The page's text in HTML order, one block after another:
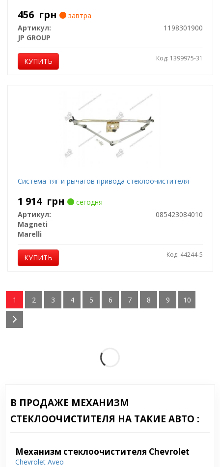
456 грн
завтра
Артикул:
1198301900
JP GROUP
КУПИТЬ Код: 1399975-31
Система тяг и рычагов привода стеклоочистителя
1 914 грн
сегодня
Артикул:
085423084010
Magneti
Marelli
КУПИТЬ Код: 44244-5
1 2 3 4 5 6 7 8 9 10
В ПРОДАЖЕ МЕХАНИЗМ
СТЕКЛООЧИСТИТЕЛЯ НА ТАКИЕ АВТО :
Механизм стеклоочистителя Chevrolet
Chevrolet Aveo